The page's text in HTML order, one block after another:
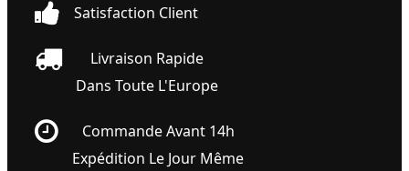
Satisfaction Client
Livraison Rapide
Dans Toute L'Europe
Commande Avant 14h
Expédition Le Jour Même